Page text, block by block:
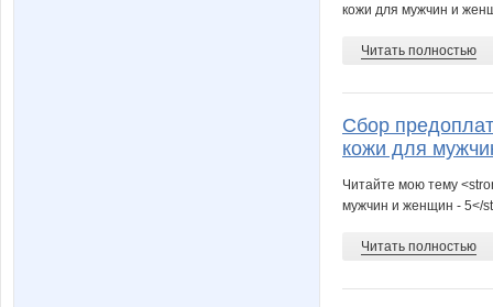
кожи для мужчин и
Читать полностью
Сбор
кожи для
Читайте мою тему
мужчин и женщин - 5</
Читать полностью